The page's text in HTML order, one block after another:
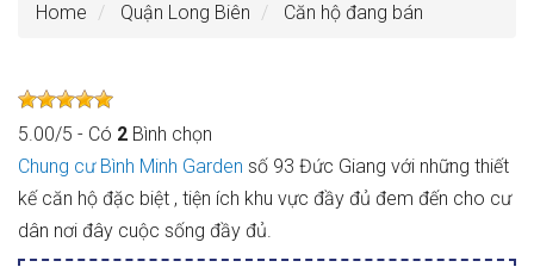
Home Quận Long Biên Căn hộ đang bán
5.00/5 - Có 2 Bình chọn
Chung cư Bình Minh Garden số 93 Đức Giang với những thiết
kế căn hộ đặc biệt , tiện ích khu vực đầy đủ đem đến cho cư
dân nơi đây cuộc sống đầy đủ.